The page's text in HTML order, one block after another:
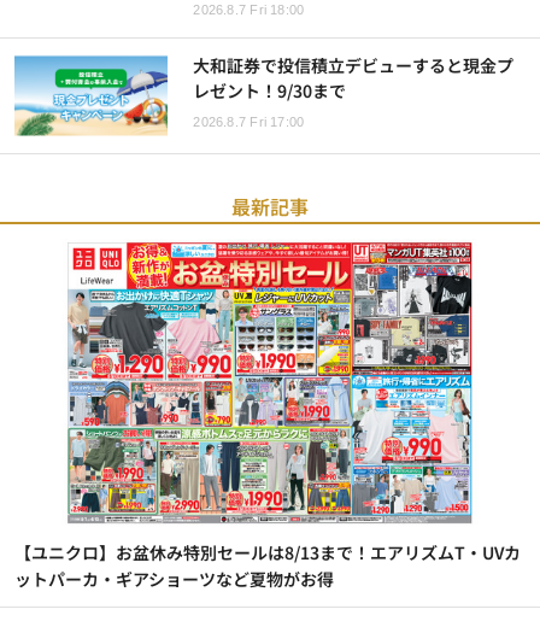
2026.8.7 Fri 18:00
大和証券で投信積立デビューすると現金プ
レゼント！9/30まで
2026.8.7 Fri 17:00
最新記事
【ユニクロ】お盆休み特別セールは8/13まで！エアリズムT・UVカ
ットパーカ・ギアショーツなど夏物がお得